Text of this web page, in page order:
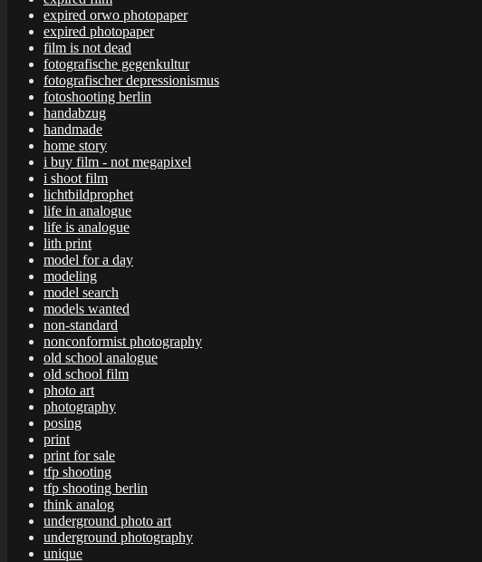
expired orwo photopaper
expired photopaper
film is not dead
fotografische gegenkultur
fotografischer depressionismus
fotoshooting berlin
handabzug
handmade
home story
i buy film - not megapixel
i shoot film
lichtbildprophet
life in analogue
life is analogue
lith print
model for a day
modeling
model search
models wanted
non-standard
nonconformist photography
old school analogue
old school film
photo art
photography
posing
print
print for sale
tfp shooting
tfp shooting berlin
think analog
underground photo art
underground photography
unique